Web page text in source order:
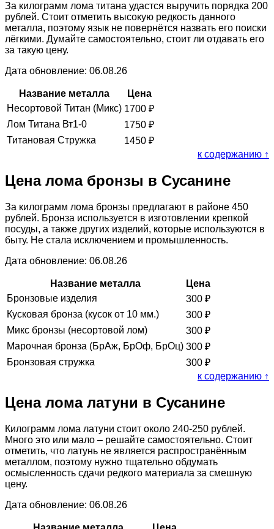
За килограмм лома титана удастся выручить порядка 200
рублей. Стоит отметить высокую редкость данного
металла, поэтому язык не повернётся назвать его поиски
лёгкими. Думайте самостоятельно, стоит ли отдавать его
за такую цену.
Дата обновление: 06.08.26
Название металла
Цена
Несортовой Титан (Микс) 1700 ₽
Лом Титана Вт1-0
1750 ₽
Титановая Стружка
1450 ₽
к содержанию ↑
Цена лома бронзы в Сусанине
За килограмм лома бронзы предлагают в районе 450
рублей. Бронза используется в изготовлении крепкой
посуды, а также других изделий, которые используются в
быту. Не стала исключением и промышленность.
Дата обновление: 06.08.26
Название металла
Цена
Бронзовые изделия
300 ₽
Кусковая бронза (кусок от 10 мм.)
300 ₽
Микс бронзы (несортовой лом)
300 ₽
Марочная бронза (БрАж, БрОф, БрОц) 300 ₽
Бронзовая стружка
300 ₽
к содержанию ↑
Цена лома латуни в Сусанине
Килограмм лома латуни стоит около 240-250 рублей.
Много это или мало – решайте самостоятельно. Стоит
отметить, что латунь не является распространённым
металлом, поэтому нужно тщательно обдумать
осмысленность сдачи редкого материала за смешную
цену.
Дата обновление: 06.08.26